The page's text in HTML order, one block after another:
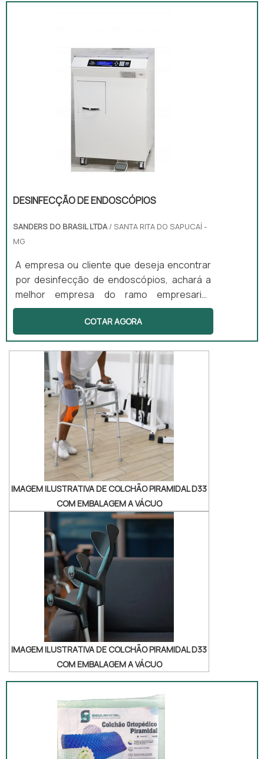
atua com lavadoras ultrassônicas e
circuladores de saneantes, garantindo a
satisfação da venda à entrega fin...
DESINFECÇÃO DE ENDOSCÓPIOS
SANDERS DO BRASIL LTDA / SANTA RITA DO SAPUCAÍ -
MG
A empresa ou cliente que deseja encontrar
por desinfecção de endoscópios, achará a
melhor empresa do ramo empresarial.
Cotando por meio da própria empresa e
descobrindo a melhor referência em
qualidade. Quando a busca é por
desinfecção de endoscópios, com a equipe
da Sanders do Brasil alcançará assertividade
com preços altamente competitivos.MAIS
DETALHES SOBRE DESINFECÇÃO DE
ENDOSCÓPIOSHá muitas maneiras eficientes
de demonstrar compet...
COTAR AGORA
IMAGEM ILUSTRATIVA DE COLCHÃO PIRAMIDAL D33
COM EMBALAGEM A VÁCUO
IMAGEM ILUSTRATIVA DE COLCHÃO PIRAMIDAL D33
COM EMBALAGEM A VÁCUO